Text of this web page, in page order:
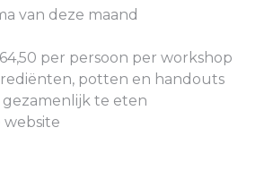
van deze maand
per persoon per workshop
potten en handouts
te eten
website